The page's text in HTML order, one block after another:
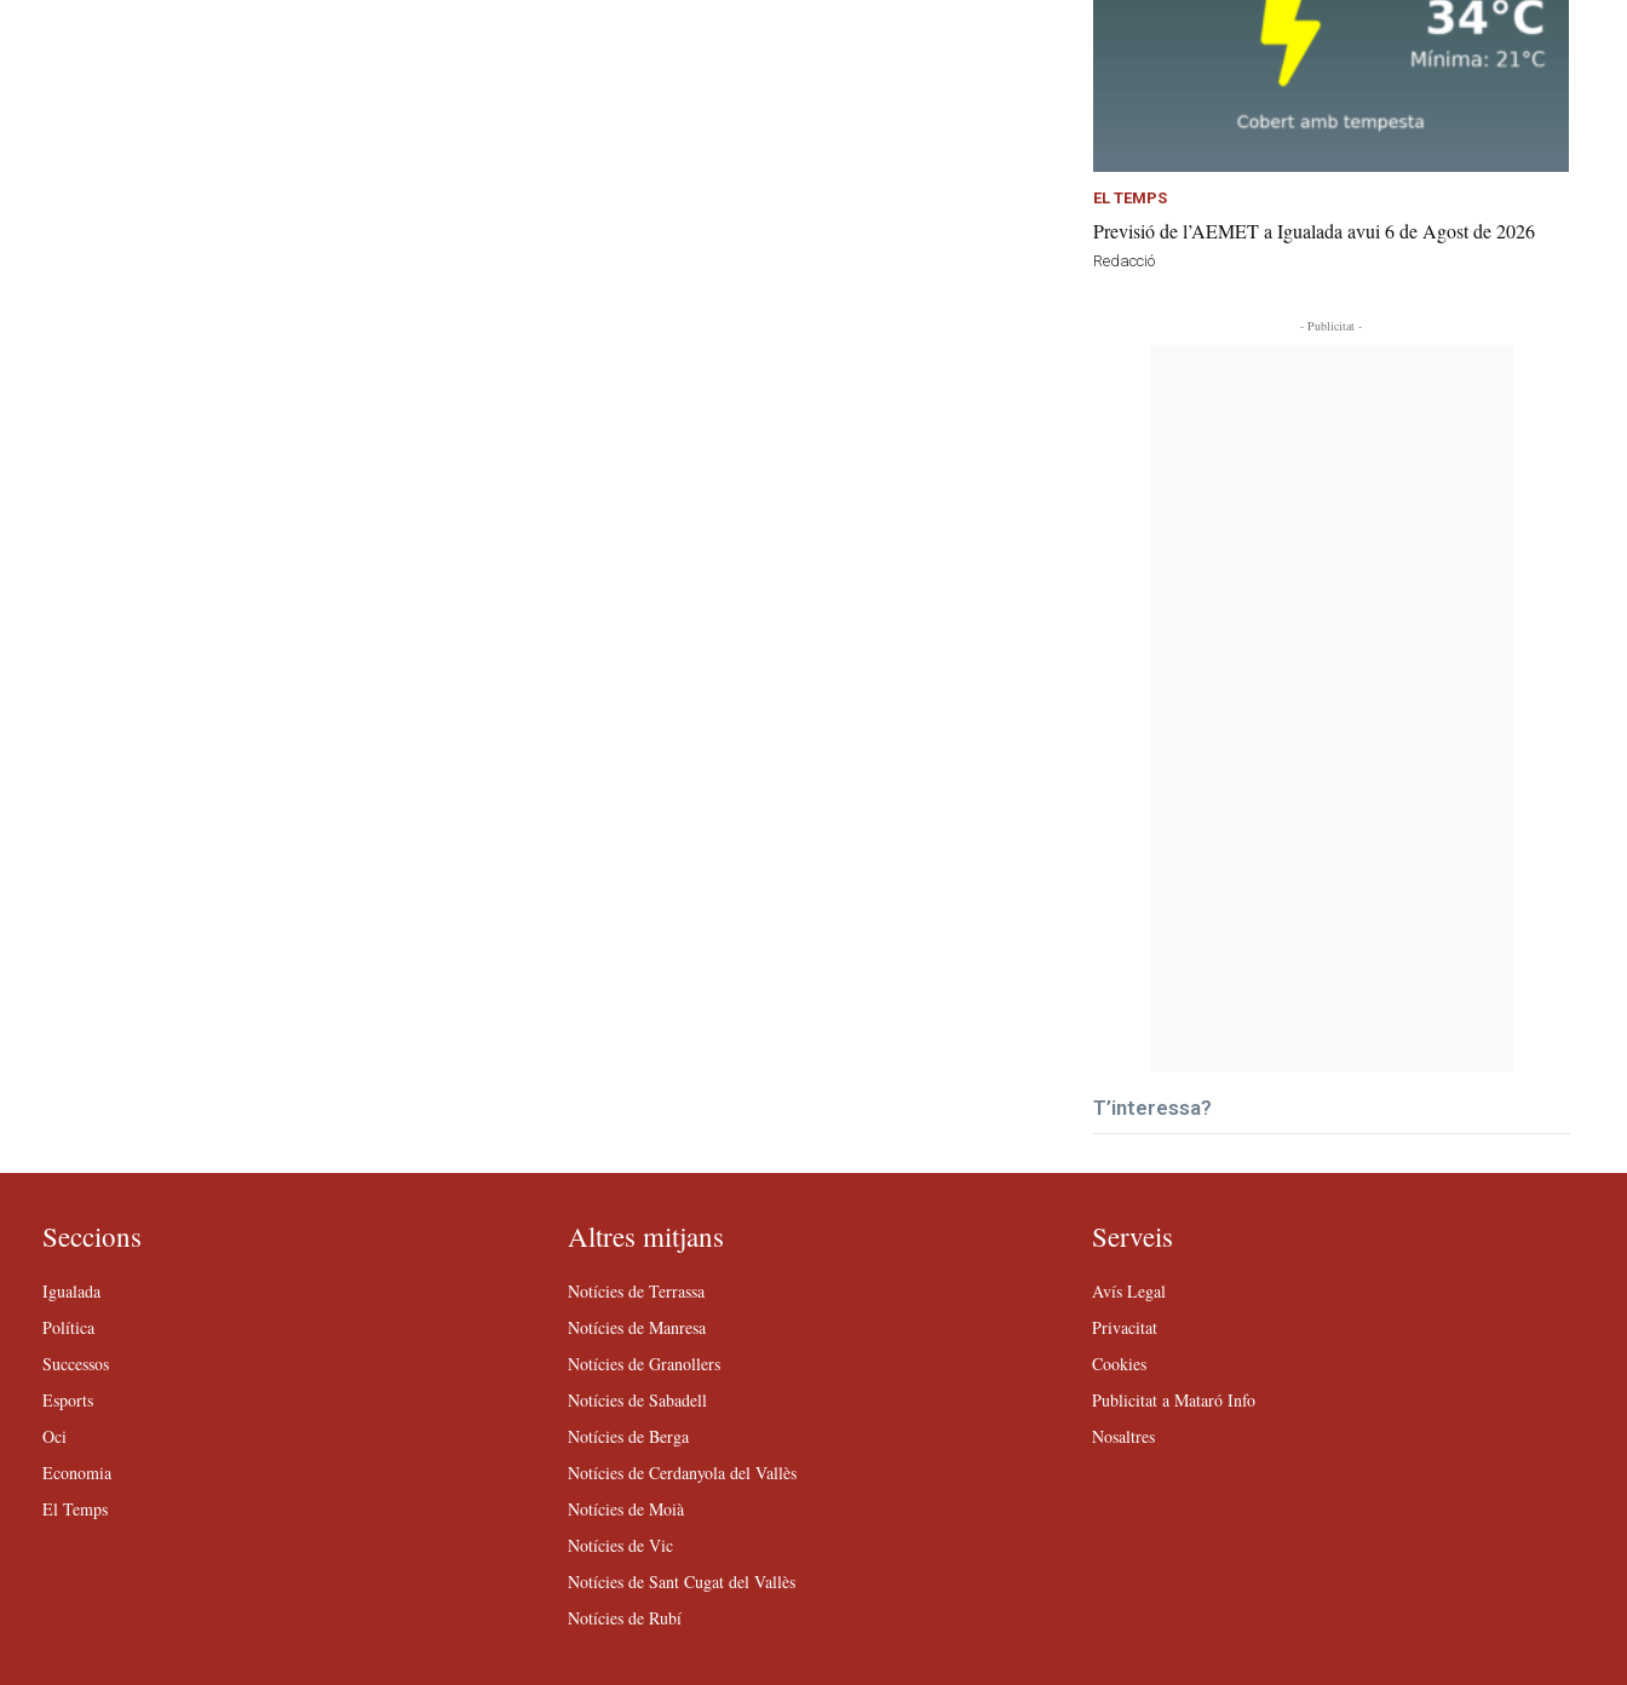
EL TEMPS
Previsió de l’AEMET a Igualada avui 6 de Agost de 2026
Redacció
- Publicitat -
T’interessa?
Seccions
Igualada
Política
Successos
Esports
Oci
Economia
El Temps
Altres mitjans
Notícies de Terrassa
Notícies de Manresa
Notícies de Granollers
Notícies de Sabadell
Notícies de Berga
Notícies de Cerdanyola del Vallès
Notícies de Moià
Notícies de Vic
Notícies de Sant Cugat del Vallès
Notícies de Rubí
Serveis
Avís Legal
Privacitat
Cookies
Publicitat a Mataró Info
Nosaltres